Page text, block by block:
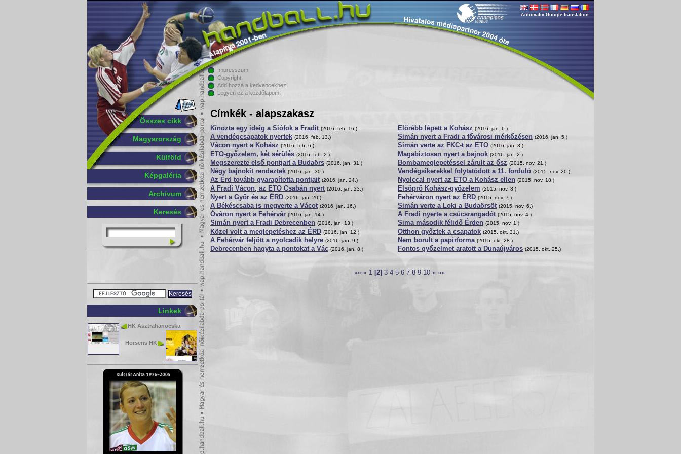
Összes cikk
Magyarország
Külföld
Képgaléria
Archívum
Keresés
Linkek
HK Asztrahanocska
Horsens HK
Automatic Google translation
Impresszum
Copyright
Add hozzá a kedvencekhez!
Legyen ez a kezdőlapom!
Címkék - alapszakasz
Kínozta egy ideig a Siófok a Fradit (2016. feb. 16.)
A vendégcsapatok nyertek (2016. feb. 13.)
Vácon nyert a Kohász (2016. feb. 6.)
ETO-győzelem, két sérülés (2016. feb. 2.)
Megszerezte első pontjait a Budaörs (2016. jan. 31.)
Négy bajnokit rendeztek (2016. jan. 30.)
Az Érd tovább gyarapította pontjait (2016. jan. 24.)
A Fradi Vácon, az ETO Csabán nyert (2016. jan. 23.)
Nyert a Győr és az ÉRD (2016. jan. 20.)
A Békéscsaba is megverte a Vácot (2016. jan. 16.)
Óváron nyert a Fehérvár (2016. jan. 14.)
Simán nyert a Fradi Debrecenben (2016. jan. 13.)
Közel volt a meglepetéshez az ÉRD (2016. jan. 12.)
A Fehérvár feljött a nyolcadik helyre (2016. jan. 9.)
Debrecenben hagyta a pontokat a Vác (2016. jan. 8.)
Előrébb lépett a Kohász (2016. jan. 6.)
Simán nyert a Fradi a fővárosi mérkőzésen (2016. jan. 5.)
Simán verte az FKC-t az ETO (2016. jan. 3.)
Magabiztosan nyert a bajnok (2016. jan. 2.)
Bombameglepetéssel zárult az ősz (2015. nov. 21.)
Vendégsikerekkel folytatódott a 11. forduló (2015. nov. 20.)
Nyolccal nyert az ETO a Kohász ellen (2015. nov. 18.)
Elsöprő Kohász-győzelem (2015. nov. 8.)
Fehérváron nyert az ÉRD (2015. nov. 7.)
Simán verte a Loki a Budaörsöt (2015. nov. 6.)
A Fradi nyerte a csúcsrangadót (2015. nov. 4.)
Sima második félidő Érden (2015. nov. 1.)
Otthon győztek a csapatok (2015. okt. 31.)
Nem borult a papírforma (2015. okt. 28.)
Fontos győzelmet aratott a Dunaújváros (2015. okt. 25.)
«« « 1 [2] 3 4 5 6 7 8 9 10 » »»